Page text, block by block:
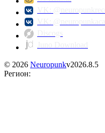
© 2026 Neuropunkv2026.8.5
Регион: